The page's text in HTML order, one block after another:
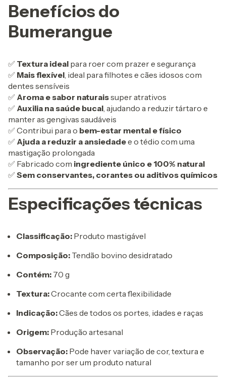
Benefícios do
Bumerangue
✅ Textura ideal para roer com prazer e segurança
✅ Mais flexível , ideal para filhotes e cães idosos com
dentes sensíveis
✅ Aroma e sabor naturaissuper atrativos
✅ Auxilia na saúde bucal , ajudando a reduzir tártaro e
manter as gengivas saudáveis
✅ Contribui para o bem-estar mental e físico
✅ Ajuda a reduzir a ansiedadee o tédio com uma
mastigação prolongada
✅ Fabricado com ingrediente único e 100% natural
✅ Sem conservantes, corantes ou aditivos químicos
Especificações técnicas
Classificação: Produto mastigável
Composição: Tendão bovino desidratado
Contém: 70 g
Textura:Crocante com certa flexibilidade
Indicação:Cães de todos os portes, idades e raças
Origem: Produção artesanal
Observação: Pode haver variação de cor, textura e
tamanho por ser um produto natural